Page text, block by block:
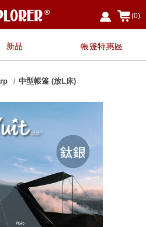
(0)
新品 帳篷特惠區
中型帳篷 (放L床)